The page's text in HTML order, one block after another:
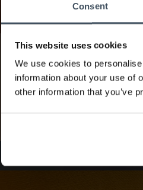
Consent
This website uses cookies
We use cookies to
information about your use of
other information that you’ve